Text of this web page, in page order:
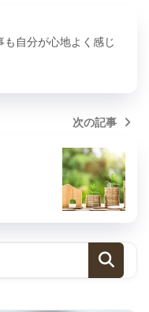
も自分が心地よく感じ
次の記事